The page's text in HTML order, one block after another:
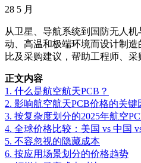
28 5 月
从卫星、导航系统到国防无人
动、高温和极端环境而设计制
比及采购建议，帮助工程师、采
正文内容
1. 什么是航空航天PCB？
2. 影响航空航天PCB价格的关键
3. 按复杂度划分的2025年航空
4. 全球价格比较：美国 vs 中国
5. 不容忽视的隐藏成本
6. 按应用场景划分的价格趋势